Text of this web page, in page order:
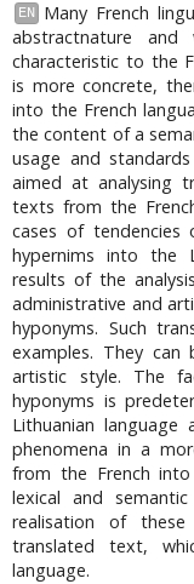
EN
Many French
abstractnature
characteristic to the
is more concrete,
into the French
the content of a
usage and
aimed at analysing
texts from the
cases of tendencies
hypernims into the
results of the
administrative and
hyponyms. Such
examples. They
artistic style. The
hyponyms is
Lithuanian
phenomena in a
from the French
lexical and
realisation of
translated text,
language.